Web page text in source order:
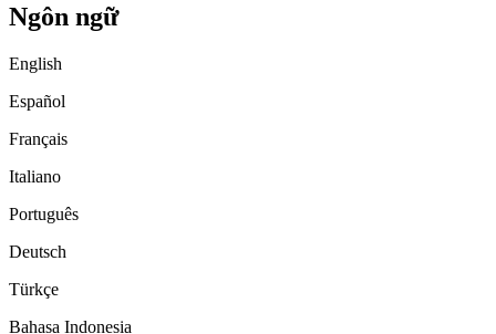
Ngôn ngữ
English
Español
Français
Italiano
Português
Deutsch
Türkçe
Bahasa Indonesia